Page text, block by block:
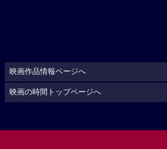
映画作品情報ページへ
映画の時間トップページへ